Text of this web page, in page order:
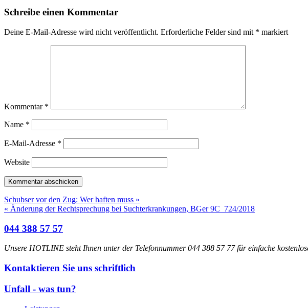
Schreibe einen Kommentar
Deine E-Mail-Adresse wird nicht veröffentlicht. Erforderliche Felder sind mit * markiert
Kommentar *
Name *
E-Mail-Adresse *
Website
Schubser vor den Zug: Wer haften muss »
« Änderung der Rechtsprechung bei Suchterkrankungen, BGer 9C_724/2018
044 388 57 57
Unsere HOTLINE steht Ihnen unter der Telefonnummer 044 388 57 77 für einfache
Kontaktieren Sie uns schriftlich
Unfall - was tun?